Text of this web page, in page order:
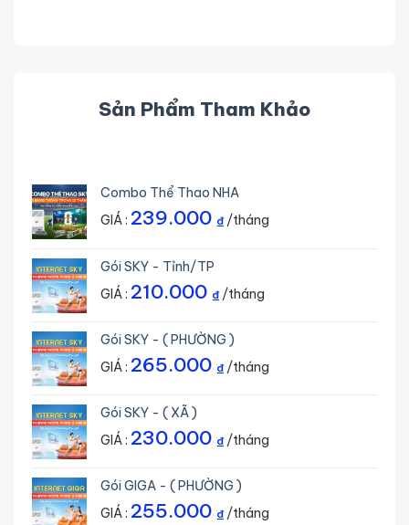
Sản Phẩm Tham Khảo
Combo Thể Thao NHA
GIÁ : 239.000 ₫/tháng
Gói SKY - Tỉnh/TP
GIÁ : 210.000 ₫/tháng
Gói SKY - ( PHƯỜNG )
GIÁ : 265.000 ₫/tháng
Gói SKY - ( XÃ )
GIÁ : 230.000 ₫/tháng
Gói GIGA - ( PHƯỜNG )
GIÁ : 255.000 ₫/tháng